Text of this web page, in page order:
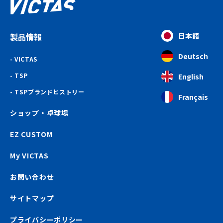
製品情報
VICTAS
TSP
TSPブランドヒストリー
ショップ・卓球場
EZ CUSTOM
My VICTAS
お問い合わせ
サイトマップ
プライバシーポリシー
日本語
Deutsch
English
Français